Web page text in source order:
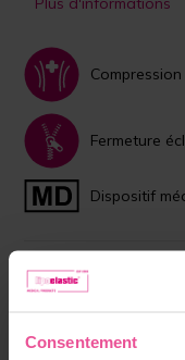
Consentement
Fermeture
Dispositif
Choisissez la